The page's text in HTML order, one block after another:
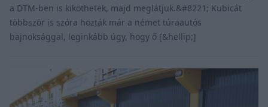
a DTM-ben is kiköthetek, majd meglátjuk.&#8221; Kubicát
többször is szóra hozták már a német túraautós
bajnoksággal, leginkább úgy, hogy ő [&hellip;]